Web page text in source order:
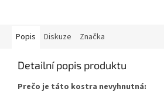
Popis Diskuze Značka
Detailní popis produktu
Prečo je táto kostra nevyhnutná: